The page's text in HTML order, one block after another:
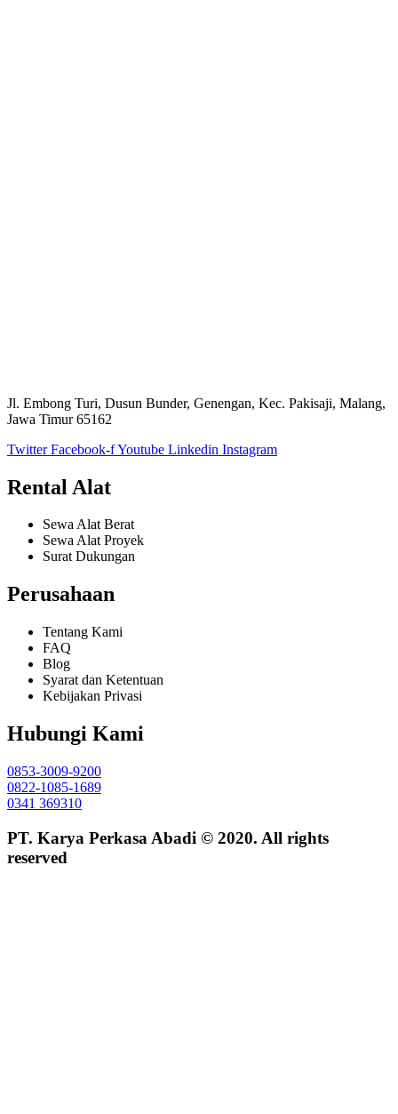
Jl. Embong Turi, Dusun Bunder, Genengan, Kec. Pakisaji, Malang,
Jawa Timur 65162
Twitter Facebook-fYoutube Linkedin Instagram
Rental Alat
Sewa Alat Berat
Sewa Alat Proyek
Surat Dukungan
Perusahaan
Tentang Kami
FAQ
Blog
Syarat dan Ketentuan
Kebijakan Privasi
Hubungi Kami
0853-3009-9200
0822-1085-1689
0341 369310
PT. Karya Perkasa Abadi © 2020. All rights
reserved